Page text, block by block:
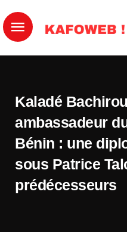
Kaladé
ambassadeur
Bénin : une
sous Patrice
prédécesseurs